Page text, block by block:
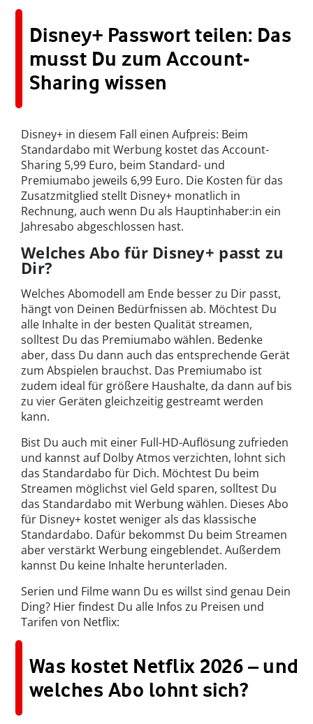
Disney+ Passwort teilen: Das
musst Du zum Account-
Sharing wissen
Disney+ in diesem Fall einen Aufpreis: Beim
Standardabo mit Werbung kostet das Account-
Sharing 5,99 Euro, beim Standard- und
Premiumabo jeweils 6,99 Euro. Die Kosten für das
Zusatzmitglied stellt Disney+ monatlich in
Rechnung, auch wenn Du als Hauptinhaber:in ein
Jahresabo abgeschlossen hast.
Welches Abo für Disney+ passt zu
Dir?
Welches Abomodell am Ende besser zu Dir passt,
hängt von Deinen Bedürfnissen ab. Möchtest Du
alle Inhalte in der besten Qualität streamen,
solltest Du das Premiumabo wählen. Bedenke
aber, dass Du dann auch das entsprechende Gerät
zum Abspielen brauchst. Das Premiumabo ist
zudem ideal für größere Haushalte, da dann auf bis
zu vier Geräten gleichzeitig gestreamt werden
kann.
Bist Du auch mit einer Full-HD-Auflösung zufrieden
und kannst auf Dolby Atmos verzichten, lohnt sich
das Standardabo für Dich. Möchtest Du beim
Streamen möglichst viel Geld sparen, solltest Du
das Standardabo mit Werbung wählen. Dieses Abo
für Disney+ kostet weniger als das klassische
Standardabo. Dafür bekommst Du beim Streamen
aber verstärkt Werbung eingeblendet. Außerdem
kannst Du keine Inhalte herunterladen.
Serien und Filme wann Du es willst sind genau Dein
Ding? Hier findest Du alle Infos zu Preisen und
Tarifen von Netflix:
Was kostet Netflix 2026 – und
welches Abo lohnt sich?